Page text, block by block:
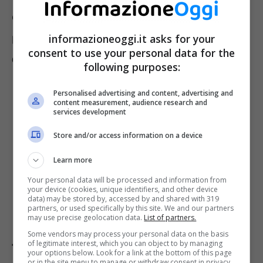
essere previdenti ed usare delle precauzioni
per
proteggere il proprio telefono
dall’acqua del mare e non soltanto.
Telefono, come proteggerlo
informazioneoggi.it asks for your
consent to use your personal data for the
following purposes:
Personalised advertising and content, advertising and
content measurement, audience research and
services development
Store and/or access information on a device
Learn more
Your personal data will be processed and information from
your device (cookies, unique identifiers, and other device
data) may be stored by, accessed by and shared with 319
partners, or used specifically by this site. We and our partners
may use precise geolocation data. List of partners.
Some vendors may process your personal data on the basis
of legitimate interest, which you can object to by managing
your options below. Look for a link at the bottom of this page